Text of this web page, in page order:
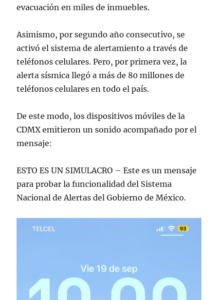
evacuación en miles de inmuebles.
Asimismo, por segundo año consecutivo, se
activó el sistema de alertamiento a través de
teléfonos celulares. Pero, por primera vez, la
alerta sísmica llegó a más de 80 millones de
teléfonos celulares en todo el país.
De este modo, los dispositivos móviles de la
CDMX emitieron un sonido acompañado por el
mensaje:
ESTO ES UN SIMULACRO – Este es un mensaje
para probar la funcionalidad del Sistema
Nacional de Alertas del Gobierno de México.